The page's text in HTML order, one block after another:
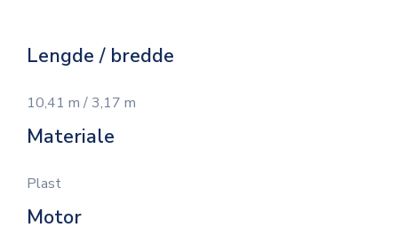
Lengde / bredde
10,41 m / 3,17 m
Materiale
Plast
Motor